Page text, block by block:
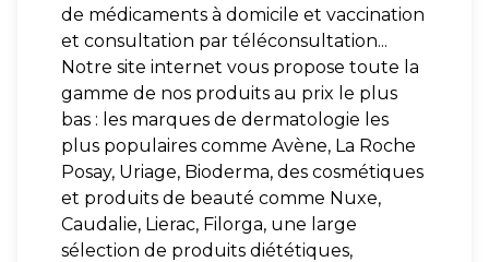
de médicaments à domicile et vaccination
et consultation par téléconsultation...
Notre site internet vous propose toute la
gamme de nos produits au prix le plus
bas : les marques de dermatologie les
plus populaires comme Avène, La Roche
Posay, Uriage, Bioderma, des cosmétiques
et produits de beauté comme Nuxe,
Caudalie, Lierac, Filorga, une large
sélection de produits diététiques,